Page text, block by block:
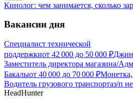
Кинолог: чем занимается, сколько
Вакансии дня
Специалист технической
поддержкиот 42 000 до 50 000 ₽
Заместитель директора магазина/
Бакалыот 40 000 до 70 000 ₽Монетка,
Водитель грузового транспортаз/п
HeadHunter